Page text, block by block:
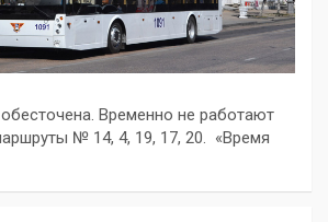
Временно не работают
№ 14, 4, 19, 17, 20. «Время